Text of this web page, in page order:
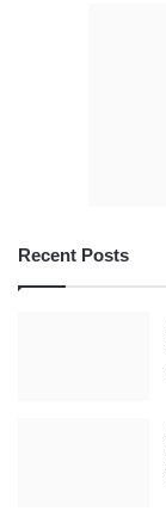
Recent Posts